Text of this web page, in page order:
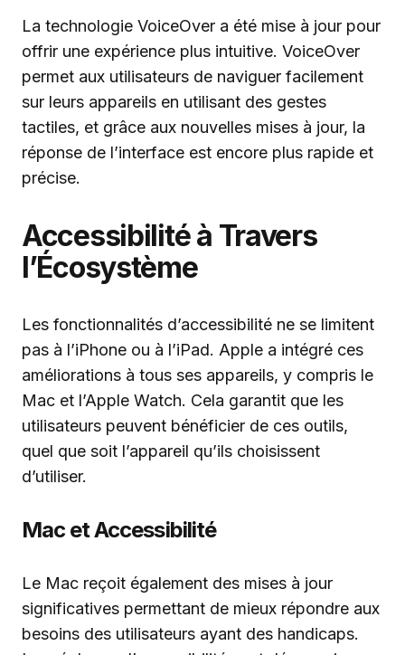
La technologie VoiceOver a été mise à jour pour
offrir une expérience plus intuitive. VoiceOver
permet aux utilisateurs de naviguer facilement
sur leurs appareils en utilisant des gestes
tactiles, et grâce aux nouvelles mises à jour, la
réponse de l’interface est encore plus rapide et
précise.
Accessibilité à Travers
l’Écosystème
Les fonctionnalités d’accessibilité ne se limitent
pas à l’iPhone ou à l’iPad. Apple a intégré ces
améliorations à tous ses appareils, y compris le
Mac et l’Apple Watch. Cela garantit que les
utilisateurs peuvent bénéficier de ces outils,
quel que soit l’appareil qu’ils choisissent
d’utiliser.
Mac et Accessibilité
Le Mac reçoit également des mises à jour
significatives permettant de mieux répondre aux
besoins des utilisateurs ayant des handicaps.